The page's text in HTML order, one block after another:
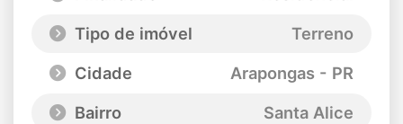
Tipo de imóvel
Terreno
Cidade
Arapongas - PR
Bairro
Santa Alice